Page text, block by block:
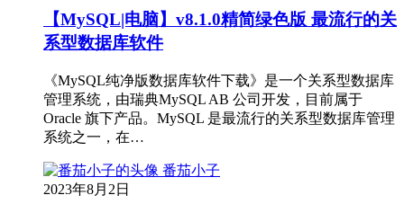
【MySQL|电脑】v8.1.0精简绿色版 最流行的关
系型数据库软件
《MySQL纯净版数据库软件下载》是一个关系型数据库
管理系统，由瑞典MySQL AB 公司开发，目前属于
Oracle 旗下产品。MySQL 是最流行的关系型数据库管理
系统之一，在…
番茄小子
2023年8月2日